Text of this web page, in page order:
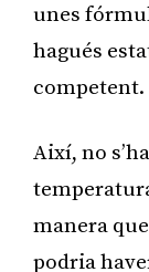
unes
hagués
competent.
Així, no
manera
podria